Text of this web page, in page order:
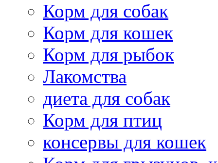
Корм для собак
Корм для кошек
Корм для рыбок
Лакомства
диета для собак
Корм для птиц
консервы для кошек